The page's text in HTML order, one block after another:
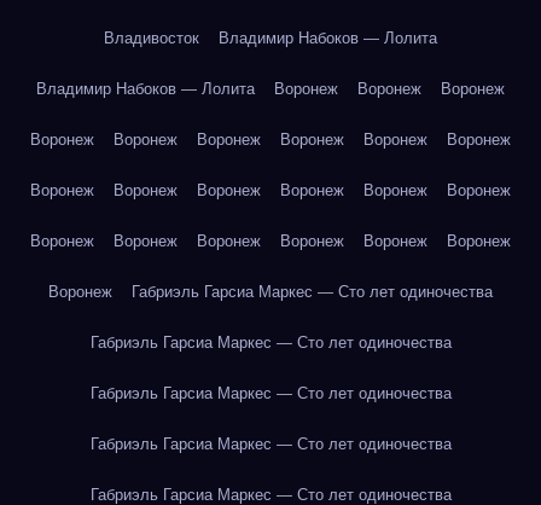
Владивосток Владимир Набоков — Лолита
Владимир Набоков — Лолита Воронеж Воронеж Воронеж
Воронеж Воронеж Воронеж Воронеж Воронеж Воронеж
Воронеж Воронеж Воронеж Воронеж Воронеж Воронеж
Воронеж Воронеж Воронеж Воронеж Воронеж Воронеж
Воронеж Габриэль Гарсиа Маркес — Сто лет одиночества
Габриэль Гарсиа Маркес — Сто лет одиночества
Габриэль Гарсиа Маркес — Сто лет одиночества
Габриэль Гарсиа Маркес — Сто лет одиночества
Габриэль Гарсиа Маркес — Сто лет одиночества